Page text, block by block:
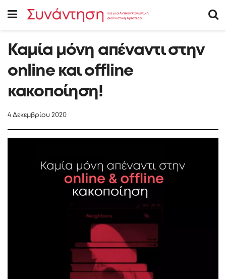
Καμία μόνη απέναντι στην
online και offline
κακοποίηση!
4 Δεκεμβρίου 2020